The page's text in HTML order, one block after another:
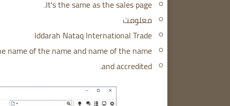
It's the same as the sales page.
معلومت
Iddarah Nataq International Trade
name of the name and name of the name
and accredited.